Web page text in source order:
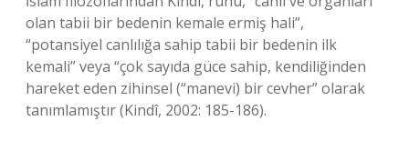
olan tabii bir bedenin kemale ermiş hali”,
“potansiyel canlılığa sahip tabii bir bedenin ilk
kemali” veya “çok sayıda güce sahip, kendiliğinden
hareket eden zihinsel (“manevi) bir cevher” olarak
tanımlamıştır (Kindî, 2002: 185-186).